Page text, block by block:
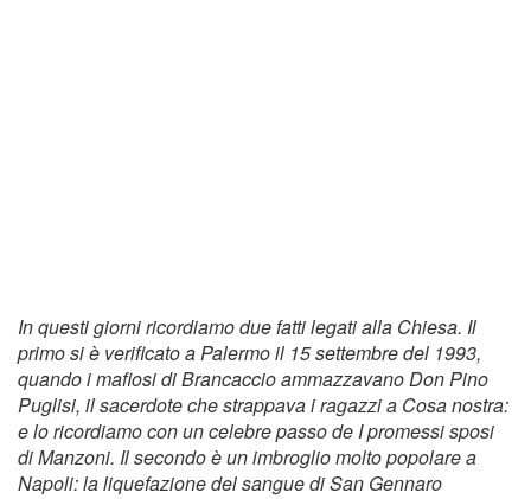
In questi giorni ricordiamo due fatti legati alla Chiesa. Il
primo si è verificato a Palermo il 15 settembre del 1993,
quando i mafiosi di Brancaccio ammazzavano Don Pino
Puglisi, il sacerdote che strappava i ragazzi a Cosa nostra:
e lo ricordiamo con un celebre passo de I promessi sposi
di Manzoni. Il secondo è un imbroglio molto popolare a
Napoli: la liquefazione del sangue di San Gennaro